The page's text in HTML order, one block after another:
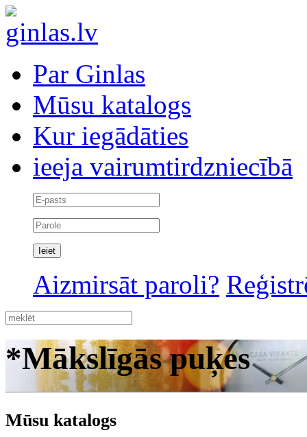
Par Ginlas
Mūsu katalogs
Kur iegādāties
ieeja vairumtirdzniecībā
Aizmirsāt paroli?
*Mākslīgās puķes
Mūsu katalogs